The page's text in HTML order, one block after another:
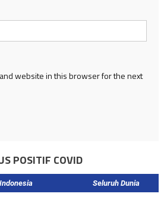
website in this browser for the next
POSITIF COVID